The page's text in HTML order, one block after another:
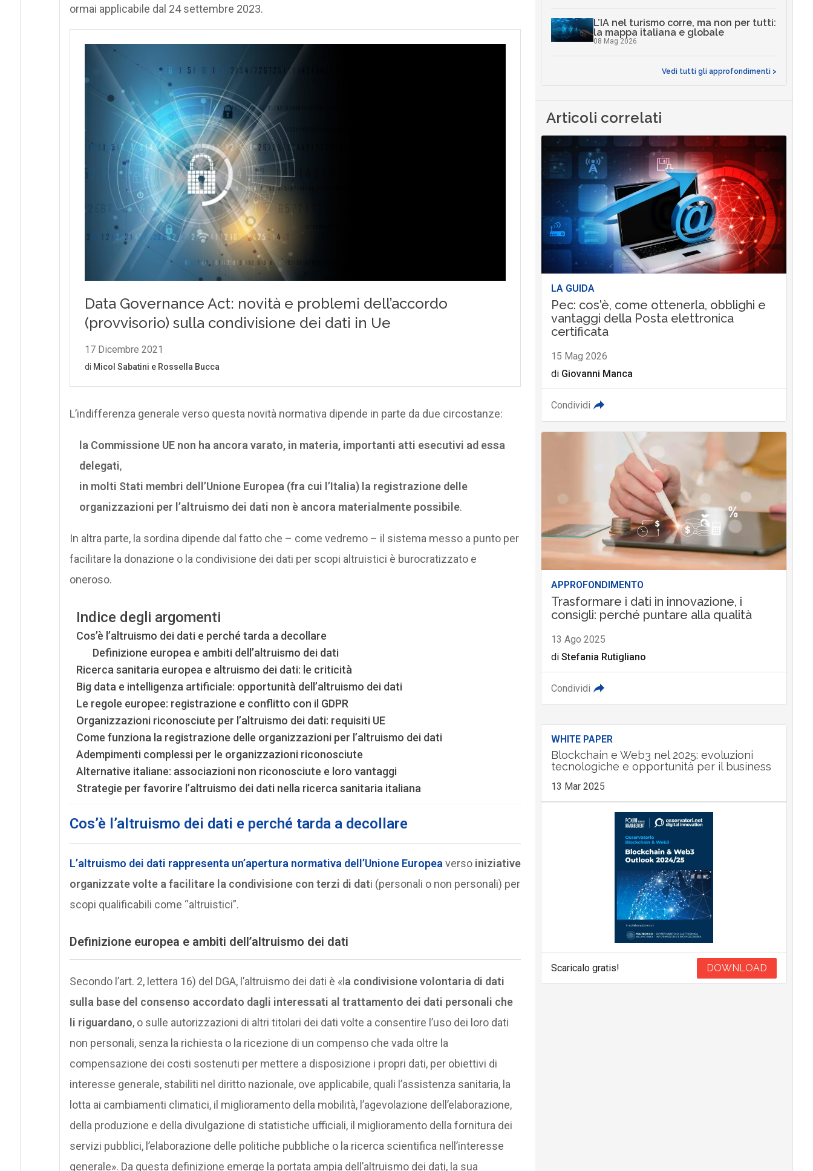
ormai applicabile dal 24 settembre 2023.
L’indifferenza generale verso questa novità normativa dipende in parte da due circostanze:
la Commissione UE non ha ancora varato, in materia, importanti atti esecutivi ad essa
delegati,
in molti Stati membri dell’Unione Europea (fra cui l’Italia) la registrazione delle
organizzazioni per l’altruismo dei dati non è ancora materialmente possibile.
In altra parte, la sordina dipende dal fatto che – come vedremo – il sistema messo a punto per
facilitare la donazione o la condivisione dei dati per scopi altruistici è burocratizzato e
oneroso.
Indice degli argomenti
Cos’è l’altruismo dei dati e perché tarda a decollare
Definizione europea e ambiti dell’altruismo dei dati
Ricerca sanitaria europea e altruismo dei dati: le criticità
Big data e intelligenza artificiale: opportunità dell’altruismo dei dati
Le regole europee: registrazione e conflitto con il GDPR
Organizzazioni riconosciute per l’altruismo dei dati: requisiti UE
Come funziona la registrazione delle organizzazioni per l’altruismo dei dati
Adempimenti complessi per le organizzazioni riconosciute
Alternative italiane: associazioni non riconosciute e loro vantaggi
Strategie per favorire l’altruismo dei dati nella ricerca sanitaria italiana
Cos’è l’altruismo dei dati e perché tarda a decollare
L’altruismo dei dati rappresenta un’apertura normativa dell’Unione Europea verso iniziative
organizzate volte a facilitare la condivisione con terzi di dati (personali o non personali) per
scopi qualificabili come “altruistici”.
Definizione europea e ambiti dell’altruismo dei dati
Secondo l’art. 2, lettera 16) del DGA, l’altruismo dei dati è «la condivisione volontaria di dati
sulla base del consenso accordato dagli interessati al trattamento dei dati personali che
li riguardano, o sulle autorizzazioni di altri titolari dei dati volte a consentire l’uso dei loro dati
non personali, senza la richiesta o la ricezione di un compenso che vada oltre la
compensazione dei costi sostenuti per mettere a disposizione i propri dati, per obiettivi di
interesse generale, stabiliti nel diritto nazionale, ove applicabile, quali l’assistenza sanitaria, la
lotta ai cambiamenti climatici, il miglioramento della mobilità, l’agevolazione dell’elaborazione,
della produzione e della divulgazione di statistiche ufficiali, il miglioramento della fornitura dei
servizi pubblici, l’elaborazione delle politiche pubbliche o la ricerca scientifica nell’interesse
generale». Da questa definizione emerge la portata ampia dell’altruismo dei dati, la sua
L’IA nel turismo corre, ma non per tutti:
la mappa italiana e globale
08 Mag 2026
Vedi tutti gli approfondimenti >
Articoli correlati
LA GUIDA
Pec: cos'è, come ottenerla, obblighi e
vantaggi della Posta elettronica
certificata
15 Mag 2026
di Giovanni Manca
Condividi
APPROFONDIMENTO
Trasformare i dati in innovazione, i
consigli: perché puntare alla qualità
13 Ago 2025
di Stefania Rutigliano
Condividi
WHITE PAPER
Blockchain e Web3 nel 2025: evoluzioni
tecnologiche e opportunità per il business
13 Mar 2025
Scaricalo gratis! DOWNLOAD